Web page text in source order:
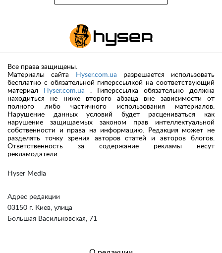
Hyser Media
Адрес редакции
03150 г. Киев, улица
Большая Васильковская, 71
Все права защищены.
Материалы сайта
Hyser.com.ua разрешается использовать
бесплатно с обязательной гиперссылкой на соответствующий
материал
Hyser.com.ua . Гиперссылка обязательно должна
находиться не ниже второго абзаца вне зависимости от
полного либо частичного использования материалов.
Нарушение данных условий будет расцениваться как
нарушение защищаемых законом прав интеллектуальной
собственности и права на информацию. Редакция может не
разделять точку зрения авторов статей и авторов блогов.
Ответственность за содержание рекламы несут
рекламодатели.